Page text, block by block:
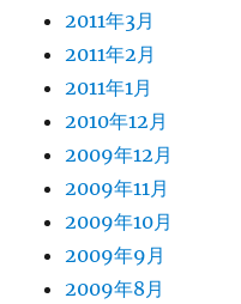
2011年3月
2011年2月
2011年1月
2010年12月
2009年12月
2009年11月
2009年10月
2009年9月
2009年8月